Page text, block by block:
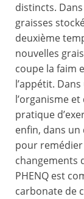
distincts.
graisses
deuxième
nouvelles
coupe la faim
l’appétit.
l’organisme
pratique
enfin, dans
pour remédier
changements
PHENQ est
carbonate de